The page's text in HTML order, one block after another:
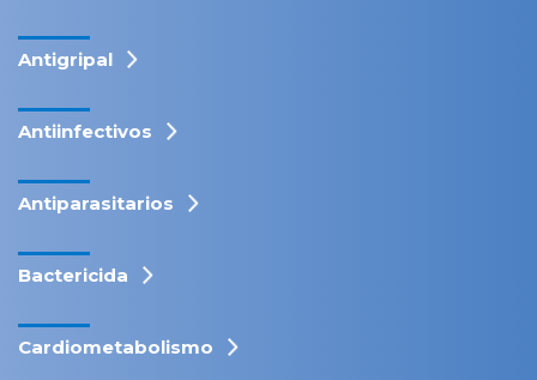
Antigripal
Antiinfectivos
Antiparasitarios
Bactericida
Cardiometabolismo